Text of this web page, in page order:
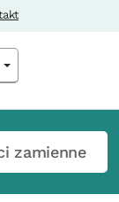
zamienne